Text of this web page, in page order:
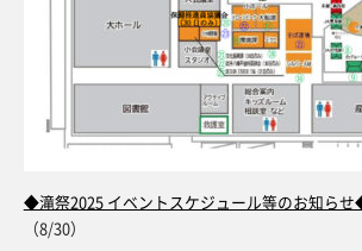
◆滝祭2025 イベントスケジュール等のお知ら
（8/30）